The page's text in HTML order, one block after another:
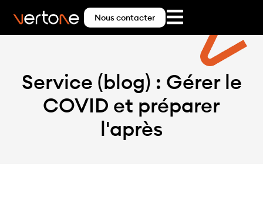
Nous contacter
Service (blog) : Gérer le
COVID et préparer
l'après